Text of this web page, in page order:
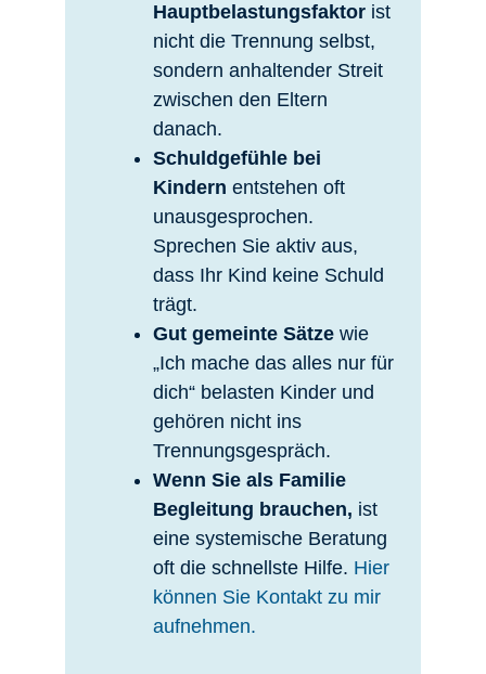
Hauptbelastungsfaktor ist
nicht die Trennung selbst,
sondern anhaltender Streit
zwischen den Eltern
danach.
Schuldgefühle bei
Kindern entstehen oft
unausgesprochen.
Sprechen Sie aktiv aus,
dass Ihr Kind keine Schuld
trägt.
Gut gemeinte Sätze wie
„Ich mache das alles nur für
dich“ belasten Kinder und
gehören nicht ins
Trennungsgespräch.
Wenn Sie als Familie
Begleitung brauchen, ist
eine systemische Beratung
oft die schnellste Hilfe. Hier
können Sie Kontakt zu mir
aufnehmen.